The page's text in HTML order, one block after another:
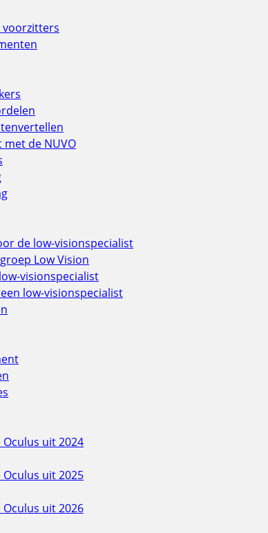
voorzitters
met de NUVO
de low-visionspecialist
Low Vision
visionspecialist
low-visionspecialist
Oculus uit 2024
Oculus uit 2025
Oculus uit 2026